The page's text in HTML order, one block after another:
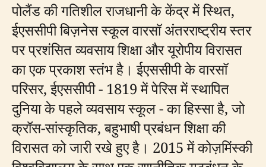
पोलैंड की गतिशील राजधानी के केंद्र में स्थित,
ईएससीपी बिज़नेस स्कूल वारसॉ अंतरराष्ट्रीय स्तर
पर प्रशंसित व्यवसाय शिक्षा और यूरोपीय विरासत
का एक प्रकाश स्तंभ है। ईएससीपी के वारसॉ
परिसर, ईएससीपी - 1819 में पेरिस में स्थापित
दुनिया के पहले व्यवसाय स्कूल - का हिस्सा है, जो
क्रॉस-सांस्कृतिक, बहुभाषी प्रबंधन शिक्षा की
विरासत को जारी रखे हुए है। 2015 में कोज़मिंस्की